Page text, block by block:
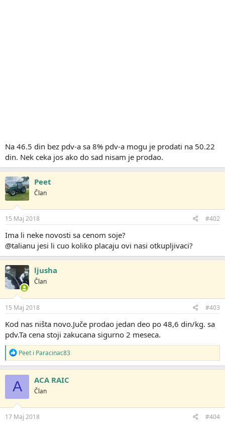
Na 46.5 din bez pdv-a sa 8% pdv-a mogu je prodati na 50.22
din. Nek ceka jos ako do sad nisam je prodao.
Peet
Član
15 Maj 2018 #402
Ima li neke novosti sa cenom soje?
@talianu jesi li cuo koliko placaju ovi nasi otkupljivaci?
ljusha
Član
15 Maj 2018 #403
Kod nas ništa novo.Juče prodao jedan deo po 48,6 din/kg. sa
pdv.Ta cena stoji zakucana sigurno 2 meseca.
R
e
a
g
o
v
a
n
j
Peet i Paracinac83
A ACA RAIC
Član
17 Maj 2018 #404